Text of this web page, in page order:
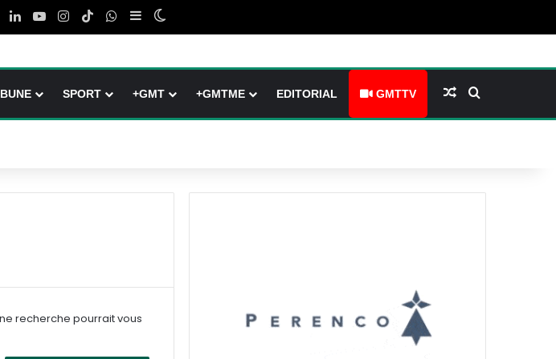
LinkedinYouTubeInstagram
TikTokWhatsApp
Sidebar (barre latérale)
SPORT +GMT +GMTME EDITORIAL GMTTV Article Aléatoire
recherche pourrait vous